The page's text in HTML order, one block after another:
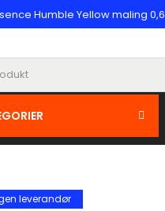
Humble Yellow maling
leverandør